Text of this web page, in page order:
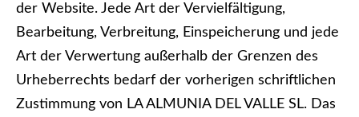
der Website. Jede Art der Vervielfältigung,
Bearbeitung, Verbreitung, Einspeicherung und jede
Art der Verwertung außerhalb der Grenzen des
Urheberrechts bedarf der vorherigen schriftlichen
Zustimmung von LA ALMUNIA DEL VALLE SL. Das